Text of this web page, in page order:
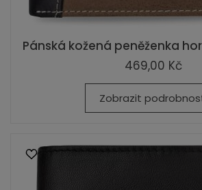
Pánská kožená peněženka
469,00 Kč
Zobrazit